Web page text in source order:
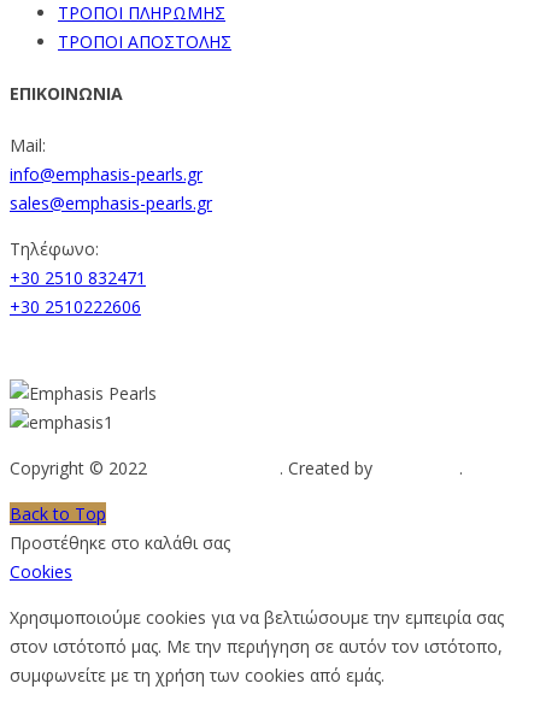
ΤΡΟΠΟΙ ΠΛΗΡΩΜΗΣ
ΤΡΟΠΟΙ ΑΠΟΣΤΟΛΗΣ
ΕΠΙΚΟΙΝΩΝΙΑ
Mail:
info@emphasis-pearls.gr
sales@emphasis-pearls.gr
Τηλέφωνο:
+30 2510 832471
+30 2510222606
Copyright © 2022 . Created by
.
Back to Top
Προστέθηκε στο καλάθι σας
Cookies
Χρησιμοποιούμε cookies για να βελτιώσουμε την εμπειρία σας
στον ιστότοπό μας. Με την περιήγηση σε αυτόν τον ιστότοπο,
συμφωνείτε με τη χρήση των cookies από εμάς.